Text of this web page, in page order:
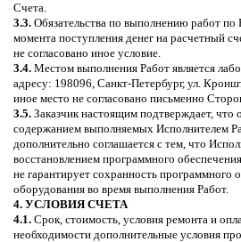
Счета.
3.3. Обязательства по выполнению работ
момента поступления денег на расчетный
не согласовано иное условие.
3.4. Местом выполнения Работ является
адресу: 198096, Санкт-Петербург, ул.
иное место не согласовано письменно
3.5. Заказчик настоящим подтверждает, что
содержанием выполняемых Исполнителем
дополнительно соглашается с тем, что
восстановлением программного
не гарантирует сохранность программного
оборудования во время выполнения Работ.
4. УСЛОВИЯ СЧЕТА
4.1. Срок, стоимость, условия ремонта и
необходимости дополнительные условия